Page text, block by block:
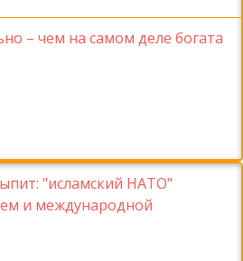
– чем на самом деле богата
"исламский НАТО"
и международной